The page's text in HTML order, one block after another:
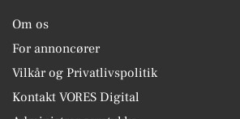
Om os
For annoncører
Vilkår og Privatlivspolitik
Kontakt VORES Digital